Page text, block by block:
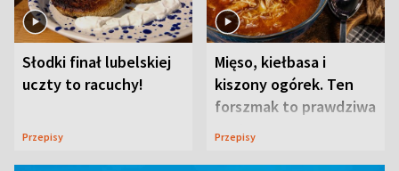
Słodki finał lubelskiej
uczty to racuchy!
Przepisy
Mięso, kiełbasa i
kiszony ogórek. Ten
forszmak to prawdziwa
uczta
Przepisy